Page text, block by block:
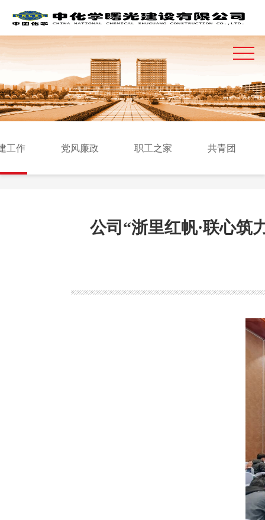
工作 党风廉政 职工之家 共青团
公司“浙里红帆·联心筑